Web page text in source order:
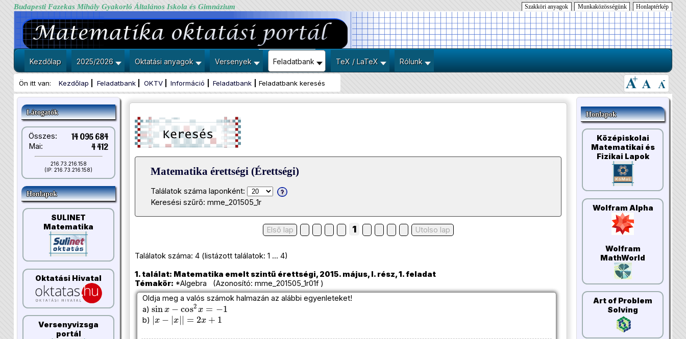
Budapesti Fazekas Mihály Gyakorló Általános Iskola és Gimnázium Honlaptérkép
Munkaközösségünk
Szakköri anyagok
Kezdőlap 2025/2026 Oktatási anyagok Versenyek Feladatbank TeX / LaTeX Rólunk
Ön itt van: Kezdőlap Feladatbank OKTV Információ Feladatbank Feladatbank keresés
Látogatók
Összes: 14 095 684
Mai: 4 412
216.73.216.158
(IP: 216.73.216.158)
Honlapok
SULINET
Matematika
Oktatási Hivatal
Versenyvizsga
portál
Matematika érettségi (Érettségi)
Találatok száma laponként:
Keresési szűrő: mme_201505_1r
Első lap 1 Utolso lap
Találatok száma: 4 (listázott találatok: 1 ... 4)
1. találat: Matematika emelt szintű érettségi, 2015. május, I. rész, 1. feladat
Témakör: *Algebra (Azonosító: mme_201505_1r01f )
Oldja meg a valós számok halmazán az alábbi egyenleteket!
a)
sinx−cos2x= −1
b)
|x−|x||=2x +1
Honlapok
Középiskolai
Matematikai és
Fizikai Lapok
Wolfram Alpha
Wolfram
MathWorld
Art of Problem
Solving